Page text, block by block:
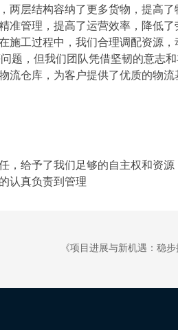
两层结构容纳了更多货物，提高
准管理，提高了运营效率，降低
施工过程中，我们合理调配资源
，但我们团队凭借坚韧的意志和
流仓库，为客户提供了优质的物
，给予了我们足够的自主权和资
认真负责到管理
《项目进展与新机遇：稳